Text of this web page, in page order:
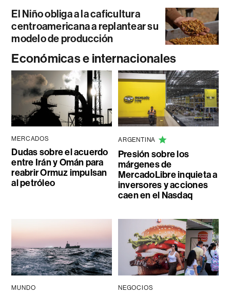
El Niño obliga a la caficultura
centroamericana a replantear su
modelo de producción
Económicas e internacionales
MERCADOS
Dudas sobre el acuerdo
entre Irán y Omán para
reabrir Ormuz impulsan
al petróleo
ARGENTINA
Presión sobre los
márgenes de
MercadoLibre inquieta a
inversores y acciones
caen en el Nasdaq
MUNDO NEGOCIOS